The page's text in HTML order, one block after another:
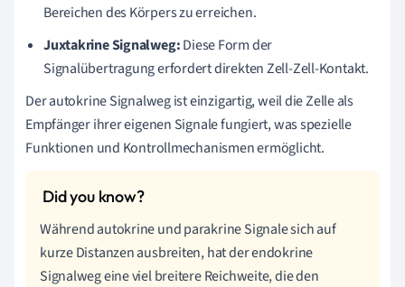
Bereichen des Körpers zu erreichen.
Juxtakrine Signalweg:Diese Form der
Signalübertragung erfordert direkten Zell-Zell-Kontakt.
Der autokrine Signalweg ist einzigartig, weil die Zelle als
Empfänger ihrer eigenen Signale fungiert, was spezielle
Funktionen und Kontrollmechanismen ermöglicht.
Während autokrine und parakrine Signale sich auf
kurze Distanzen ausbreiten, hat der endokrine
Signalweg eine viel breitere Reichweite, die den